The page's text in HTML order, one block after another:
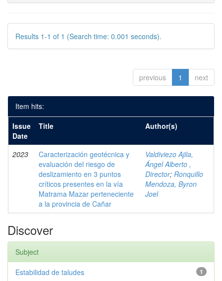
Results 1-1 of 1 (Search time: 0.001 seconds).
previous 1 next
Item hits:
Issue
Date
Title Author(s)
2023
Caracterización geotécnica y
evaluación del riesgo de
deslizamiento en 3 puntos
críticos presentes en la vía
Matrama Mazar perteneciente
a la provincia de Cañar
Valdiviezo Ajila,
Ángel Alberto ,
Director; Ronquillo
Mendoza, Byron
Joel
Discover
Subject
1
Estabilidad de taludes